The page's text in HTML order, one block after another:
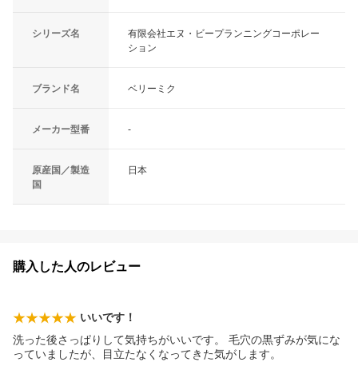
シリーズ名
有限会社エヌ・ビープランニングコーポレー
ション
ブランド名 ベリーミク
メーカー型番 -
原産国／製造
国
日本
購入した人のレビュー
いいです！
洗った後さっぱりして気持ちがいいです。 毛穴の黒ずみが気にな
っていましたが、目立たなくなってきた気がします。